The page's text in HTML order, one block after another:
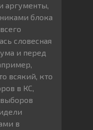
аргументы,
блока
словесная
и перед
всякий, кто
в КС,
в